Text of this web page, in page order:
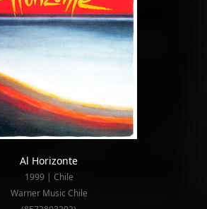
Al Horizonte
1999 | Chile
Warner Music Chile